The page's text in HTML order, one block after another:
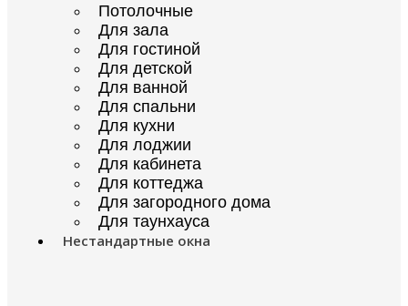
Потолочные
Для зала
Для гостиной
Для детской
Для ванной
Для спальни
Для кухни
Для лоджии
Для кабинета
Для коттеджа
Для загородного дома
Для таунхауса
Нестандартные окна